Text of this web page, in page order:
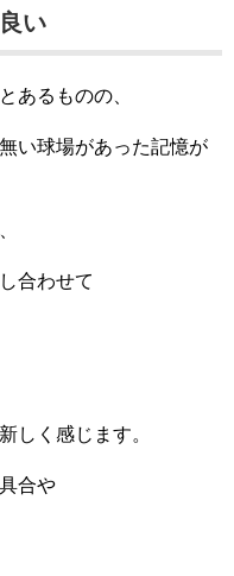
い
あるものの、
い球場があった記憶が
合わせて
しく感じます。
合や